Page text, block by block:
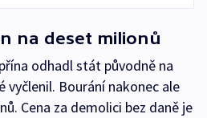
na deset milionů
odhadl stát původně na
vyčlenil. Bourání nakonec ale
Cena za demolici bez daně je